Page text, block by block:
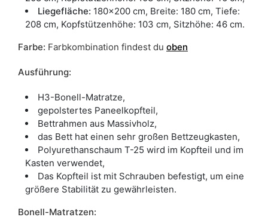
Liegefläche: 180x200 cm, Breite: 180 cm, Tiefe:
208 cm, Kopfstützenhöhe: 103 cm, Sitzhöhe: 46 cm.
Farbe: Farbkombination findest du oben
Ausführung:
H3-Bonell-Matratze,
gepolstertes Paneelkopfteil,
Bettrahmen aus Massivholz,
das Bett hat einen sehr großen Bettzeugkasten,
Polyurethanschaum T-25 wird im Kopfteil und im
Kasten verwendet,
Das Kopfteil ist mit Schrauben befestigt, um eine
größere Stabilität zu gewährleisten.
Bonell-Matratzen: